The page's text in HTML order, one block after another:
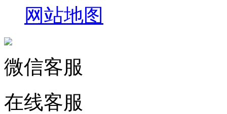
网站地图
微信客服
在线客服